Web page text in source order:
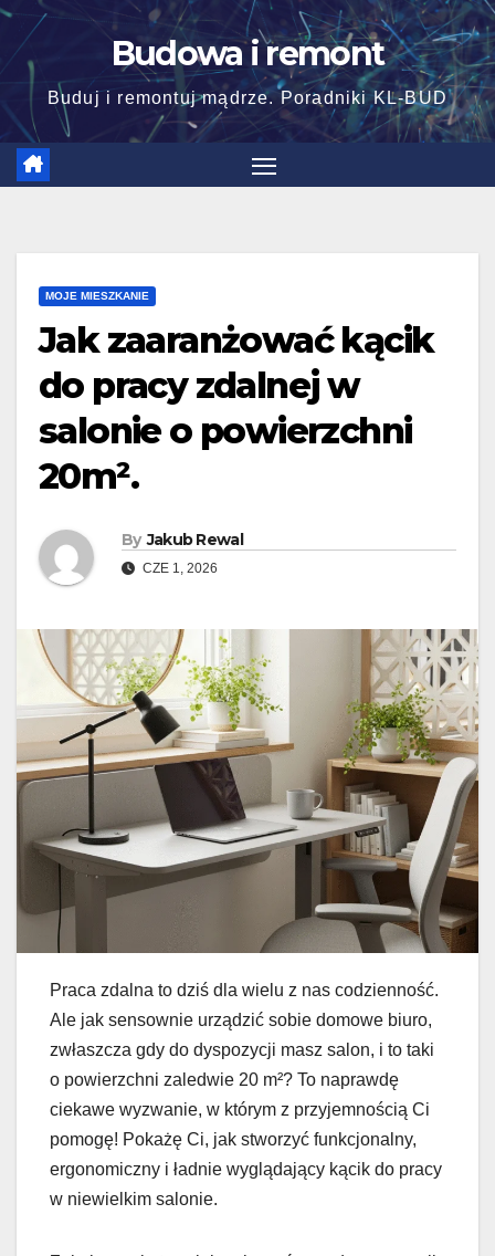
Skip
content
Budowa i remont
Buduj i remontuj mądrze. Poradniki KL-BUD
MOJE MIESZKANIE
Jak zaaranżować kącik
do pracy zdalnej w
salonie o powierzchni
20m².
By Jakub Rewal
CZE 1, 2026
Praca zdalna to dziś dla wielu z nas codzienność.
Ale jak sensownie urządzić sobie domowe biuro,
zwłaszcza gdy do dyspozycji masz salon, i to taki
o powierzchni zaledwie 20 m²? To naprawdę
ciekawe wyzwanie, w którym z przyjemnością Ci
pomogę! Pokażę Ci, jak stworzyć funkcjonalny,
ergonomiczny i ładnie wyglądający kącik do pracy
w niewielkim salonie.